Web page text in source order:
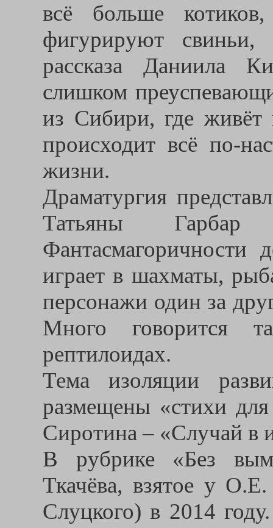
всё больше
фигурируют
рассказа Даниила
слишком
из Сибири, где
происходит всё по-
жизни.
Драматургия
Татьяны
Фантасмагоричности
играет в шахматы,
персонажи один за
Много говорится
рептилоидах.
Тема изоляции
размещены «стихи
Сиротина – «Случай в
В рубрике «Без
Ткачёва, взятое у
Слуцкого) в 2014